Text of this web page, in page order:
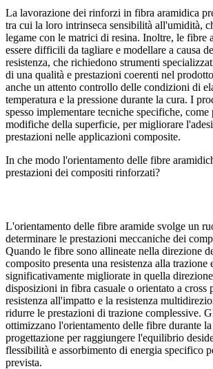
La lavorazione dei rinforzi in fibra aramidica
tra cui la loro intrinseca sensibilità all'umidità,
legame con le matrici di resina. Inoltre, le fibre
essere difficili da tagliare e modellare a causa
resistenza, che richiedono strumenti
di una qualità e prestazioni coerenti nel
anche un attento controllo delle condizioni di
temperatura e la pressione durante la cura. I
spesso implementare tecniche specifiche, come
modifiche della superficie, per migliorare
prestazioni nelle applicazioni composite.
In che modo l'orientamento delle fibre
prestazioni dei compositi rinforzati?
L'orientamento delle fibre aramide svolge un
determinare le prestazioni meccaniche dei
Quando le fibre sono allineate nella direzione
composito presenta una resistenza alla trazione
significativamente migliorate in quella
disposizioni in fibra casuale o orientato a cross
resistenza all'impatto e la resistenza
ridurre le prestazioni di trazione complessive.
ottimizzano l'orientamento delle fibre durante la
progettazione per raggiungere l'equilibrio
flessibilità e assorbimento di energia specifico
prevista.